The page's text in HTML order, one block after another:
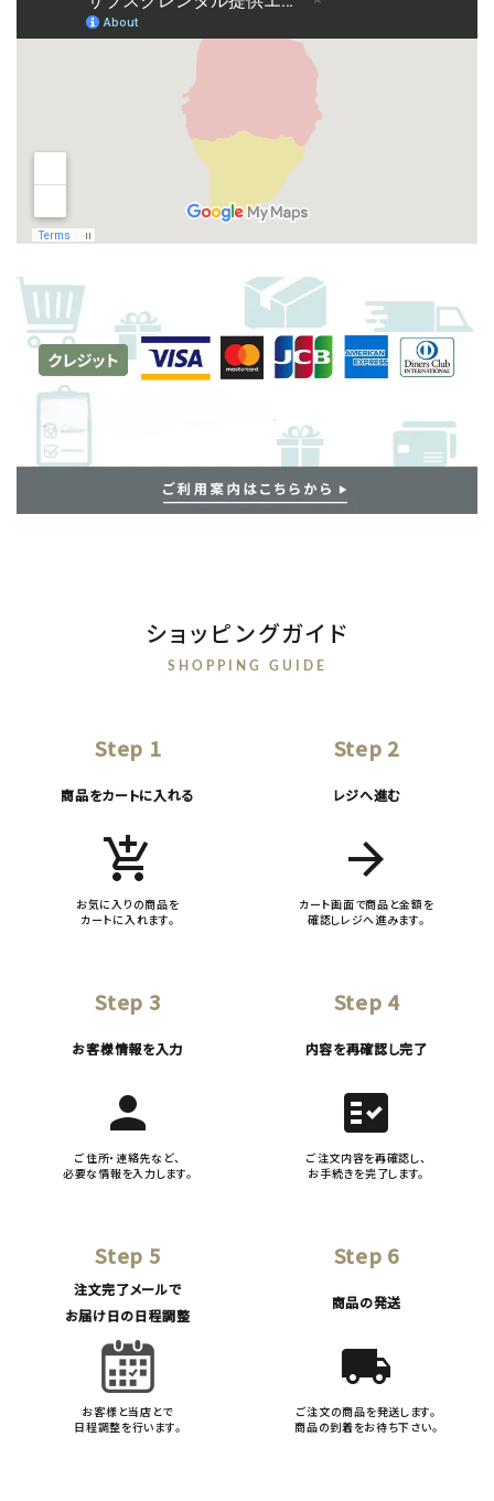
ショッピングガイド
SHOPPING GUIDE
Step 1
商品をカートに入れる
add_shopping_cart
お気に入りの商品を
カートに入れます。
Step 2
レジへ進む
arrow_forward
カート画面で商品と金額を
確認しレジへ進みます。
Step 3
お客様情報を入力
person
ご住所・連絡先など、
必要な情報を入力します。
Step 4
内容を再確認し完了
fact_check
ご注文内容を再確認し、
お手続きを完了します。
Step 5
注文完了メールで
お届け日の日程調整
お客様と当店とで
日程調整を行います。
Step 6
商品の発送
local_shipping
ご注文の商品を発送します。
商品の到着をお待ち下さい。